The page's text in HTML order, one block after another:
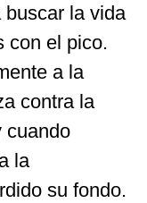
la vida
con el pico.
a la
contra la
cuando
la
su fondo.